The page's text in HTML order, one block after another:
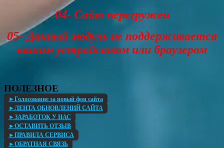
04- Сайт перегружен
05- Данный модуль не поддерживается
вашим устройством или браузером
ПОЛЕЗНОЕ
►Голосование за новый фон сайта
►ЛЕНТА ОБНОВЛЕНИЙ САЙТА
►ЗАРАБОТОК У НАС
►ОСТАВИТЬ ОТЗЫВ
►ПРАВИЛА СЕРВИСА
►ОБРАТНАЯ СВЯЗЬ